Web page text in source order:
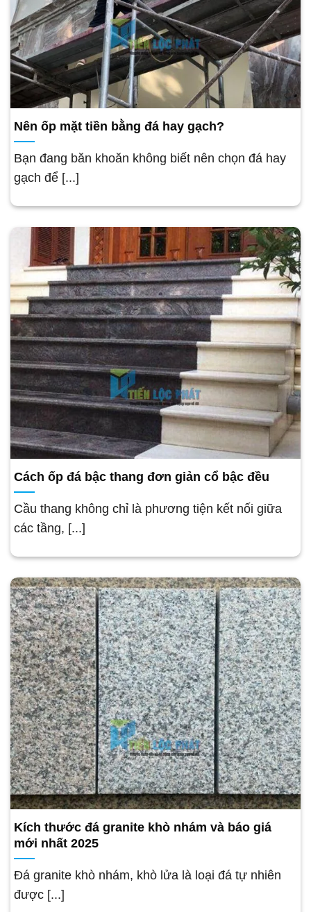
Nên ốp mặt tiền bằng đá hay gạch?
Bạn đang băn khoăn không biết nên chọn đá hay
gạch để [...]
Cách ốp đá bậc thang đơn giản cổ bậc đều
Cầu thang không chỉ là phương tiện kết nối giữa
các tầng, [...]
Kích thước đá granite khò nhám và báo giá
mới nhất 2025
Đá granite khò nhám, khò lửa là loại đá tự nhiên
được [...]